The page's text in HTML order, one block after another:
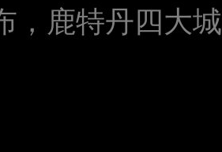
，鹿特丹四大城